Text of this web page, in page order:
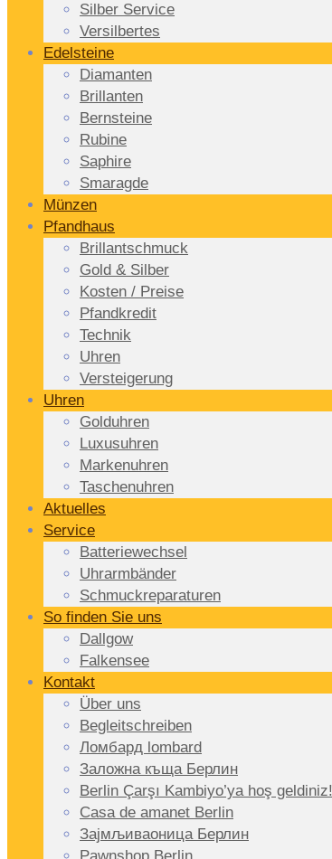
Silber Service
Versilbertes
Edelsteine
Diamanten
Brillanten
Bernsteine
Rubine
Saphire
Smaragde
Münzen
Pfandhaus
Brillantschmuck
Gold & Silber
Kosten / Preise
Pfandkredit
Technik
Uhren
Versteigerung
Uhren
Golduhren
Luxusuhren
Markenuhren
Taschenuhren
Aktuelles
Service
Batteriewechsel
Uhrarmbänder
Schmuckreparaturen
So finden Sie uns
Dallgow
Falkensee
Kontakt
Über uns
Begleitschreiben
Ломбард lombard
Заложна къща Берлин
Berlin Çarşı Kambiyo’ya hoş geldiniz!
Casa de amanet Berlin
Зајмљиваоница Берлин